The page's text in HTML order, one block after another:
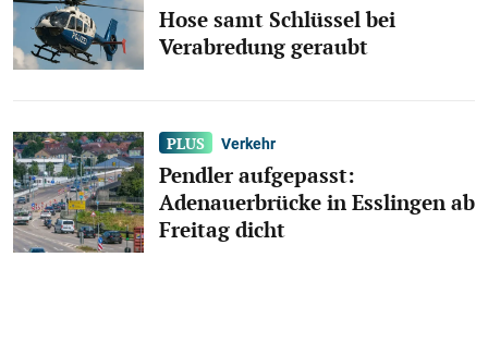
Hose samt Schlüssel bei
Verabredung geraubt
Verkehr
Pendler aufgepasst:
Adenauerbrücke in Esslingen ab
Freitag dicht